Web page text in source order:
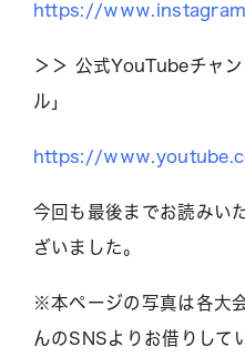
https://
＞＞ 公式YouTubeチャ
ル」
https://
今回も最後までお読みい
ざいました。
※本ページの写真は各大
んのSNSよりお借りして